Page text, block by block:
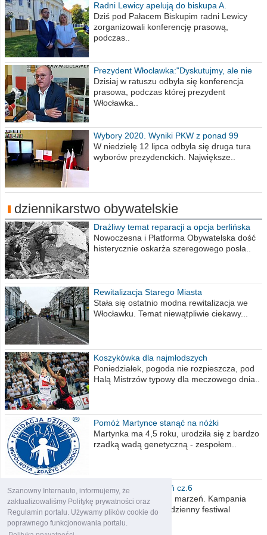
Szanowny Internauto, informujemy, że
zaktualizowaliśmy Politykę prywatności oraz
Regulamin portalu. Używamy plików cookie do
poprawnego funkcjonowania portalu.
Radni Lewicy apelują do biskupa A.
Wiesława Meringa
Dziś pod Pałacem Biskupim radni Lewicy
zorganizowali konferencję prasową,
podczas..
Prezydent Włocławka:"Dyskutujmy, ale nie
obrażajmy się”
Dzisiaj w ratuszu odbyła się konferencja
prasowa, podczas której prezydent
Włocławka..
Wybory 2020. Wyniki PKW z ponad 99
procent obwodów
W niedzielę 12 lipca odbyła się druga tura
wyborów prezydenckich. Największe..
dziennikarstwo obywatelskie
Drażliwy temat reparacji a opcja berlińska
Nowoczesna i Platforma Obywatelska dość
histerycznie oskarża szeregowego posła..
Rewitalizacja Starego Miasta
Stała się ostatnio modna rewitalizacja we
Włocławku. Temat niewątpliwie ciekawy...
Koszykówka dla najmłodszych
Poniedziałek, pogoda nie rozpieszcza, pod
Halą Mistrzów typowy dla meczowego dnia..
Pomóż Martynce stanąć na nóżki
Martynka ma 4,5 roku, urodziła się z bardzo
rzadką wadą genetyczną - zespołem..
Polska moich marzeń cz.6
Nadszedł kres moich marzeń. Kampania
wyborcza czyli niecodzienny festiwal
obietnic,..